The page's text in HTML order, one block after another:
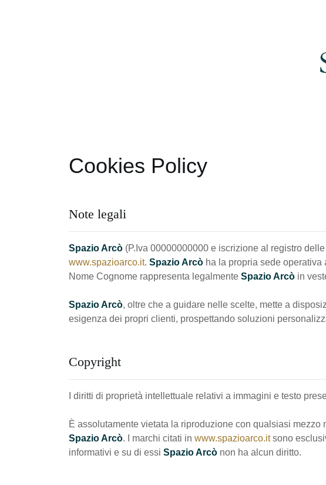
Cookies Policy
Note legali
Spazio Arcò (P.Iva 00000000000 e iscrizione al registro
www.spazioarco.it. Spazio Arcò ha la propria sede operativa
Nome Cognome rappresenta legalmente Spazio Arcò in
Spazio Arcò, oltre che a guidare nelle scelte, mette a
esigenza dei propri clienti, prospettando soluzioni
Copyright
I diritti di proprietà intellettuale relativi a immagini e testo
È assolutamente vietata la riproduzione con qualsiasi
Spazio Arcò. I marchi citati in www.spazioarco.itsono
informativi e su di essi Spazio Arcò non ha alcun diritto.